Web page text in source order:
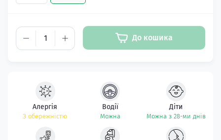
До кошика
Алергія
З обережністю
Водії
Можна
Діти
Можна з 28-ми днів